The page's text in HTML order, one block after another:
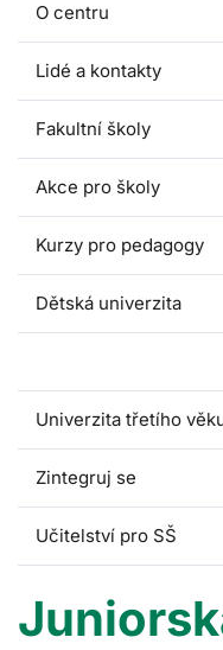
O centru
Lidé a kontakty
Fakultní školy
Akce pro školy
Kurzy pro pedagogy
Dětská univerzita
Univerzita třetího
Zintegruj se
Učitelství pro SŠ